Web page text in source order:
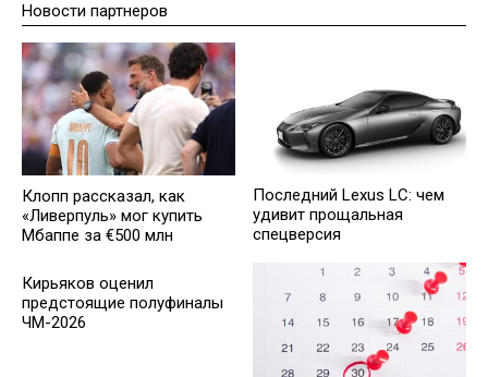
Новости партнеров
Клопп рассказал, как
«Ливерпуль» мог купить
Мбаппе за €500 млн
Последний Lexus LC: чем
удивит прощальная
спецверсия
Кирьяков оценил
предстоящие полуфиналы
ЧМ-2026